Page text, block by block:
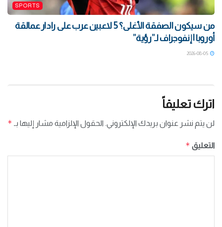
SPORTS
من سيكون الصفقة الأغلى؟ 5 لاعبين عرب على رادار عمالقة
أوروبا | إنفوجراف لـ”رؤية”
اترك تعليقاً
لن يتم نشر عنوان بريدك الإلكتروني. الحقول الإلزامية مشار إليها بـ *
التعليق *